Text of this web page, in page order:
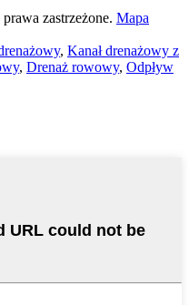
zastrzeżone. Mapa
, Kanał drenażowy z
, Drenaż rowowy, Odpływ